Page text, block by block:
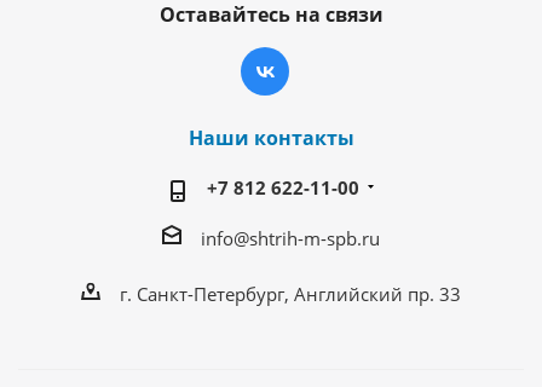
Оставайтесь на связи
Наши контакты
+7 812 622-11-00
info@shtrih-m-spb.ru
г. Санкт-Петербург, Английский пр. 33